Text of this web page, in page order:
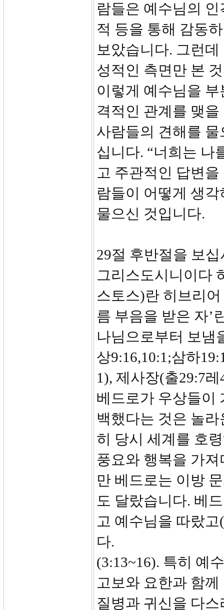
람들은 예수님의
적 등을 통해 감동
보았습니다. 그런
성적인 측면만 본
이렇게 예수님을
격적인 관계를 맺
사람들의 견해를
십니다. “너희는 나
고 주관적인 답변
람들이 어떻게 생
물으신 것입니다.
29절 후반절을 보
그리스도시니이다
스토스)란 히브리어
름 부음을 받은 자’
나님으로부터 보냄
상9:16,10:1;삼하
1), 제사장(출29:7
베드로가 우상들이
백했다는 것은 놀
히 당시 세계를 호
풍요와 행복을 가
만 베드로는 이방
도 달랐습니다. 베
고 예수님을 따랐
다.
(3:13~16). 특히 예
고보와 요한과 함
질병과 귀신을 다